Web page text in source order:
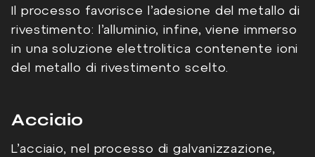
Il processo favorisce l’adesione del metallo di
rivestimento: l’alluminio, infine, viene immerso
in una soluzione elettrolitica contenente ioni
del metallo di rivestimento scelto.
Acciaio
L’acciaio, nel processo di galvanizzazione,